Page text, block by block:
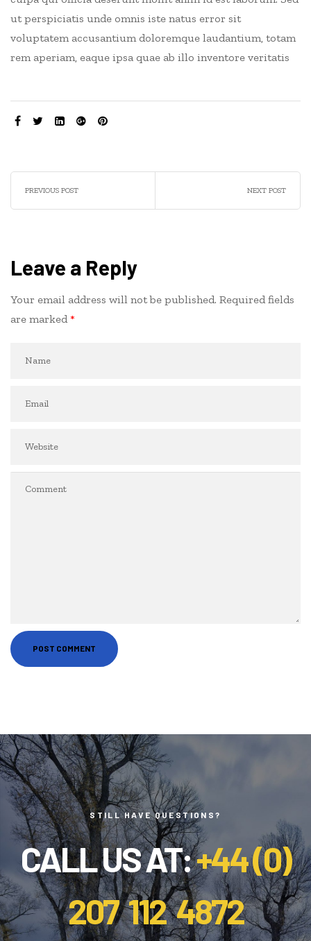
ut perspiciatis unde omnis iste natus error sit
voluptatem accusantium doloremque laudantium, totam
rem aperiam, eaque ipsa quae ab illo inventore veritatis
SHARE:
PREVIOUS POST NEXT POST
Leave a Reply
Your email address will not be published. Required fields
are marked *
STILL HAVE QUESTIONS?
CALL US AT:+44 (0)
207 112 4872